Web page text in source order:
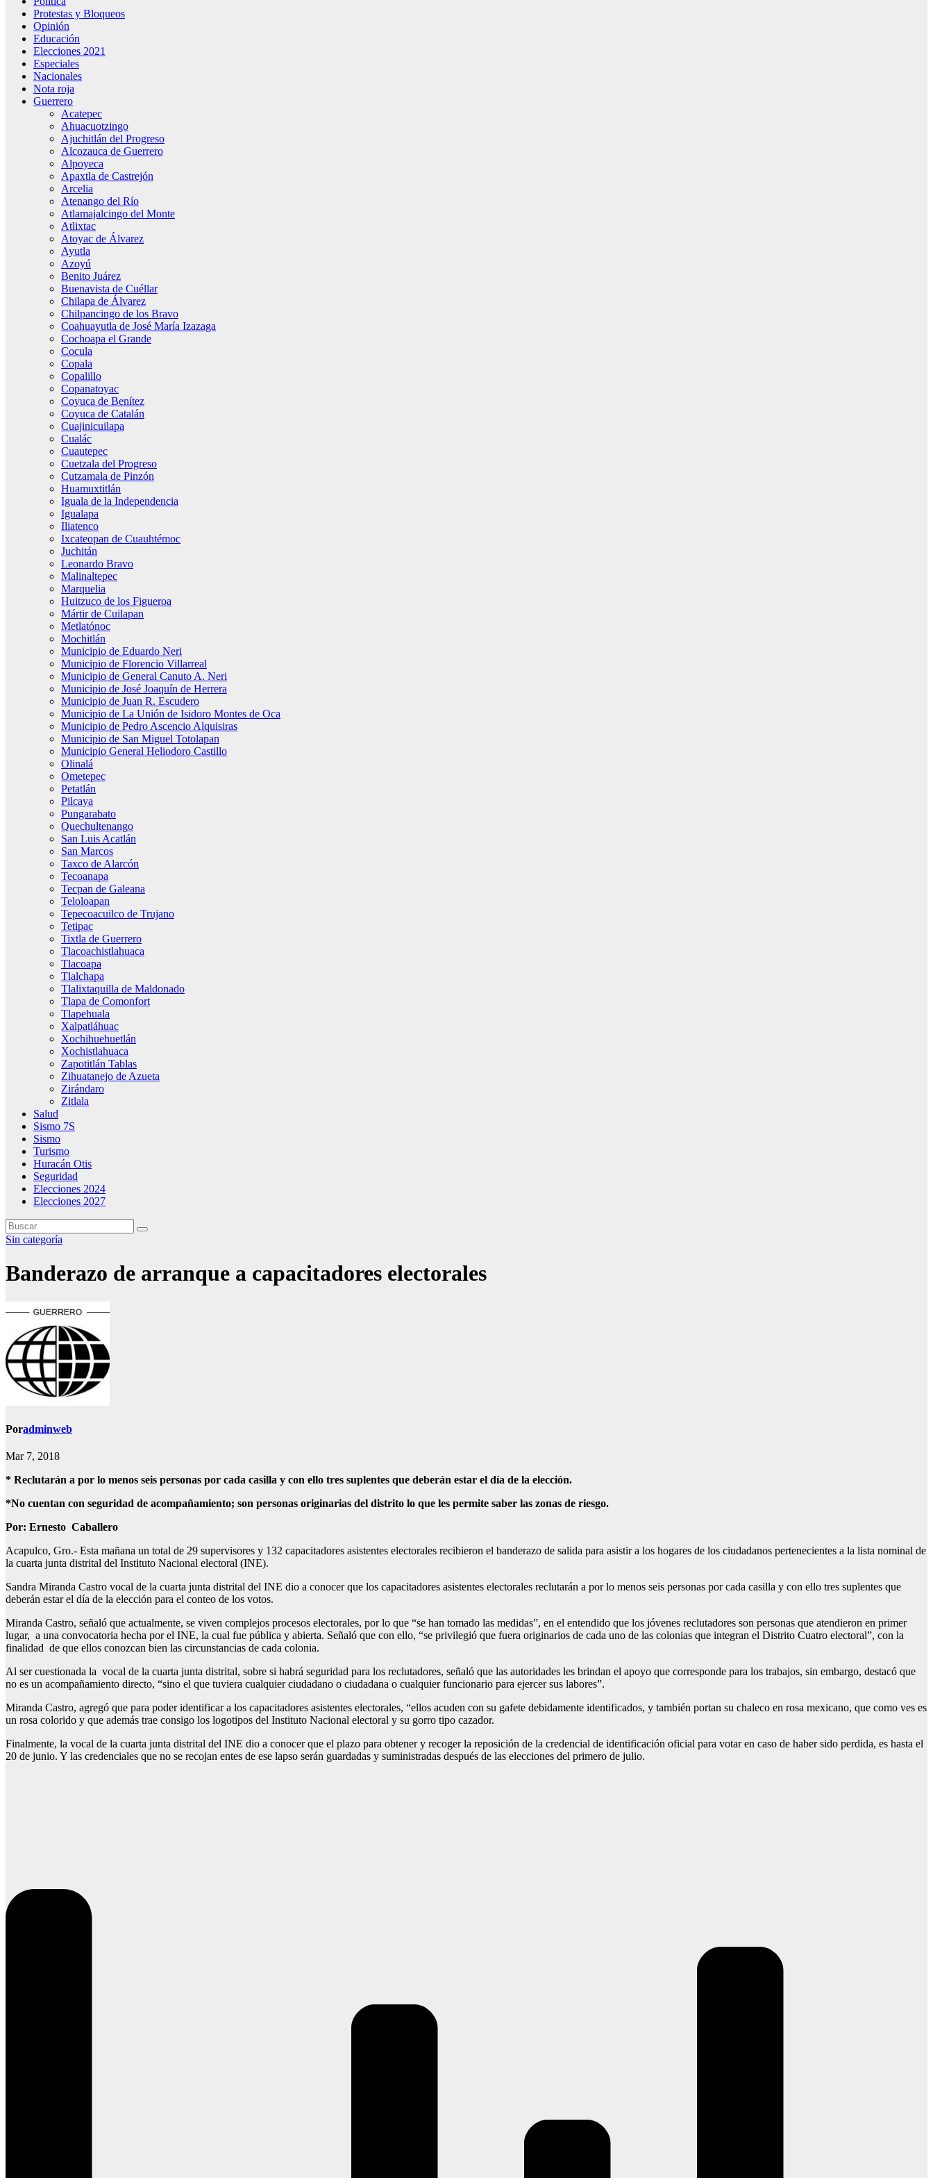
Protestas y Bloqueos
Opinión
Educación
Elecciones 2021
Especiales
Nacionales
Nota roja
Guerrero
Acatepec
Ahuacuotzingo
Ajuchitlán del Progreso
Alcozauca de Guerrero
Alpoyeca
Apaxtla de Castrejón
Arcelia
Atenango del Río
Atlamajalcingo del Monte
Atlixtac
Atoyac de Álvarez
Ayutla
Azoyú
Benito Juárez
Buenavista de Cuéllar
Chilapa de Álvarez
Chilpancingo de los Bravo
Coahuayutla de José María Izazaga
Cochoapa el Grande
Cocula
Copala
Copalillo
Copanatoyac
Coyuca de Benítez
Coyuca de Catalán
Cuajinicuilapa
Cualác
Cuautepec
Cuetzala del Progreso
Cutzamala de Pinzón
Huamuxtitlán
Iguala de la Independencia
Igualapa
Iliatenco
Ixcateopan de Cuauhtémoc
Juchitán
Leonardo Bravo
Malinaltepec
Marquelia
Huitzuco de los Figueroa
Mártir de Cuilapan
Metlatónoc
Mochitlán
Municipio de Eduardo Neri
Municipio de Florencio Villarreal
Municipio de General Canuto A. Neri
Municipio de José Joaquín de Herrera
Municipio de Juan R. Escudero
Municipio de La Unión de Isidoro Montes de Oca
Municipio de Pedro Ascencio Alquisiras
Municipio de San Miguel Totolapan
Municipio General Heliodoro Castillo
Olinalá
Ometepec
Petatlán
Pilcaya
Pungarabato
Quechultenango
San Luis Acatlán
San Marcos
Taxco de Alarcón
Tecoanapa
Tecpan de Galeana
Teloloapan
Tepecoacuilco de Trujano
Tetipac
Tixtla de Guerrero
Tlacoachistlahuaca
Tlacoapa
Tlalchapa
Tlalixtaquilla de Maldonado
Tlapa de Comonfort
Tlapehuala
Xalpatláhuac
Xochihuehuetlán
Xochistlahuaca
Zapotitlán Tablas
Zihuatanejo de Azueta
Zirándaro
Zitlala
Salud
Sismo 7S
Sismo
Turismo
Huracán Otis
Seguridad
Elecciones 2024
Elecciones 2027
Sin categoría
Banderazo de arranque a capacitadores electorales
Poradminweb
Mar 7, 2018
* Reclutarán a por lo menos seis personas por cada casilla y con ello tres suplentes que deberán estar el día de la elección.
*No cuentan con seguridad de acompañamiento; son personas originarias del distrito lo que les permite saber las zonas de riesgo.
Por: Ernesto Caballero
Acapulco, Gro.- Esta mañana un total de 29 supervisores y 132 capacitadores asistentes electorales recibieron el banderazo de salida para asistir a los hogares de los ciudadanos pertenecientes a la lista nominal de
la cuarta junta distrital del Instituto Nacional electoral (INE).
Sandra Miranda Castro vocal de la cuarta junta distrital del INE dio a conocer que los capacitadores asistentes electorales reclutarán a por lo menos seis personas por cada casilla y con ello tres suplentes que
deberán estar el día de la elección para el conteo de los votos.
Miranda Castro, señaló que actualmente, se viven complejos procesos electorales, por lo que “se han tomado las medidas”, en el entendido que los jóvenes reclutadores son personas que atendieron en primer
lugar, a una convocatoria hecha por el INE, la cual fue pública y abierta. Señaló que con ello, “se privilegió que fuera originarios de cada uno de las colonias que integran el Distrito Cuatro electoral”, con la
finalidad de que ellos conozcan bien las circunstancias de cada colonia.
Al ser cuestionada la vocal de la cuarta junta distrital, sobre si habrá seguridad para los reclutadores, señaló que las autoridades les brindan el apoyo que corresponde para los trabajos, sin embargo, destacó que
no es un acompañamiento directo, “sino el que tuviera cualquier ciudadano o ciudadana o cualquier funcionario para ejercer sus labores”.
Miranda Castro, agregó que para poder identificar a los capacitadores asistentes electorales, “ellos acuden con su gafete debidamente identificados, y también portan su chaleco en rosa mexicano, que como ves es
un rosa colorido y que además trae consigo los logotipos del Instituto Nacional electoral y su gorro tipo cazador.
Finalmente, la vocal de la cuarta junta distrital del INE dio a conocer que el plazo para obtener y recoger la reposición de la credencial de identificación oficial para votar en caso de haber sido perdida, es hasta el
20 de junio. Y las credenciales que no se recojan entes de ese lapso serán guardadas y suministradas después de las elecciones del primero de julio.